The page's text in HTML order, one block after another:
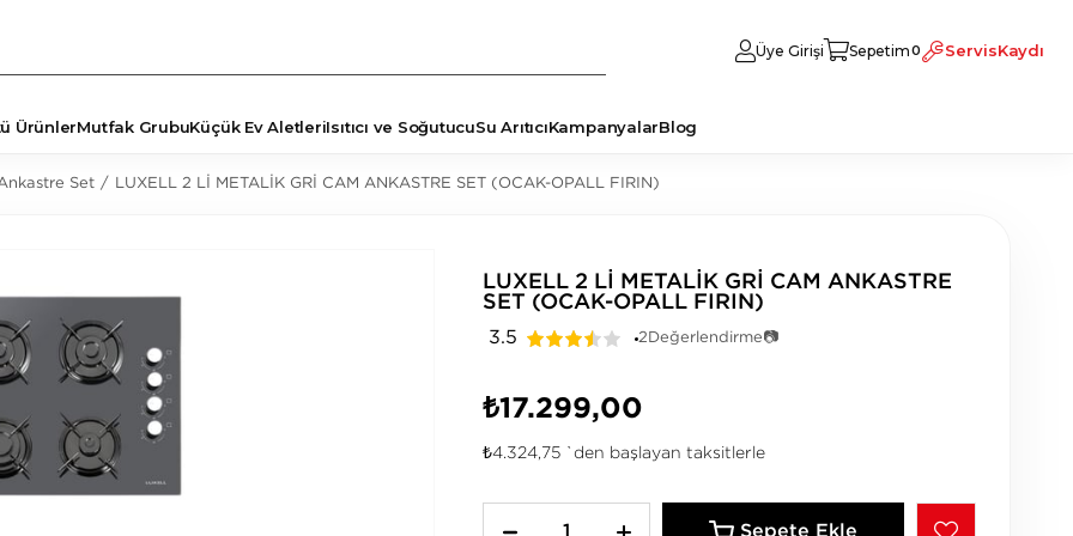
Üye Girişi Sepetim0 ServisKaydı
ÜrünlerMutfak GrubuKüçük Ev AletleriIsıtıcı ve SoğutucuSu ArıtıcıKampanyalarBlog
Set LUXELL 2 Lİ METALİK GRİ CAM ANKASTRE SET (OCAK-OPALL FIRIN)
LUXELL 2 Lİ METALİK GRİ CAM ANKASTRE
SET (OCAK-OPALL FIRIN)
3.5 2 Değerlendirme📷
₺17.299,00
₺4.324,75 `den başlayan taksitlerle